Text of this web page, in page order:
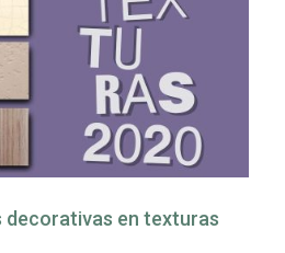
decorativas en texturas